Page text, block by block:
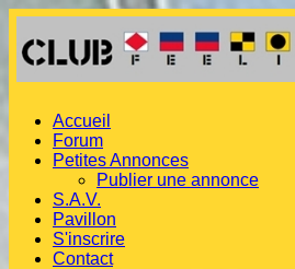
Accueil
Forum
Petites Annonces
Publier une annonce
S.A.V.
Pavillon
S'inscrire
Contact